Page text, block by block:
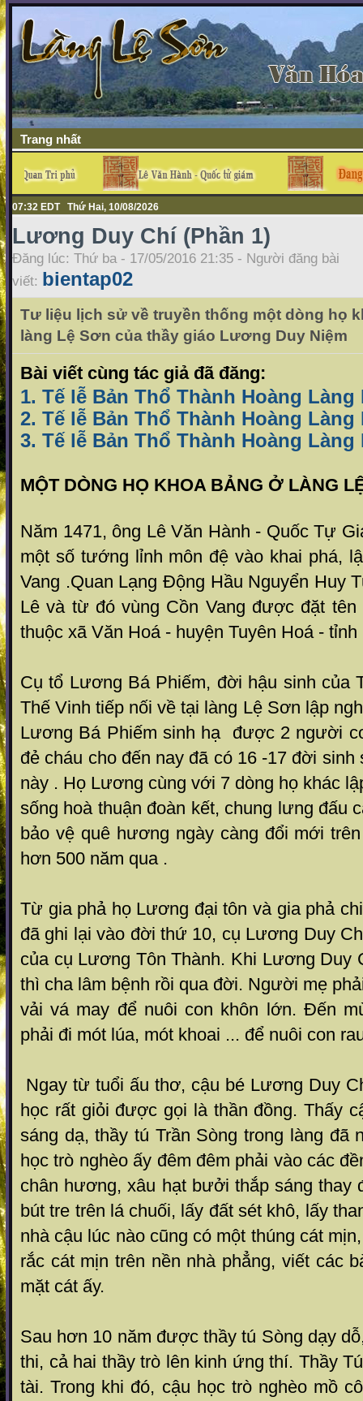
Trang nhất
07:32 EDT Thứ Hai, 10/08/2026
Lương Duy Chí (Phần 1)
Đăng lúc: Thứ ba - 17/05/2016 21:35 - Người đăng bài
viết: bientap02
Tư liệu lịch sử về truyền thống một dòng họ
làng Lệ Sơn của thầy giáo Lương Duy Niệm
Bài viết cùng tác giả đã đăng:
1. Tế lễ Bản Thổ Thành Hoàng Làng
2. Tế lễ Bản Thổ Thành Hoàng Làng
3. Tế lễ Bản Thổ Thành Hoàng Làng
MỘT DÒNG HỌ KHOA BẢNG Ở LÀNG
Năm 1471, ông Lê Văn Hành - Quốc Tự
một số tướng lỉnh môn đệ vào khai phá,
Vang .Quan Lạng Động Hầu Nguyển Huy
Lê và từ đó vùng Cồn Vang được đặt
thuộc xã Văn Hoá - huyện Tuyên Hoá -
Cụ tổ Lương Bá Phiếm, đời hậu sinh của
Thế Vinh tiếp nối về tại làng Lệ Sơn lập
Lương Bá Phiếm sinh hạ được 2 người
đẻ cháu cho đến nay đã có 16 -17 đời
này . Họ Lương cùng với 7 dòng họ khác
sống hoà thuận đoàn kết, chung lưng đấu
bảo vệ quê hương ngày càng đổi mới
hơn 500 năm qua .
Từ gia phả họ Lương đại tôn và gia phả
đã ghi lại vào đời thứ 10, cụ Lương Duy
của cụ Lương Tôn Thành. Khi Lương Duy
thì cha lâm bệnh rồi qua đời. Người mẹ
vải vá may để nuôi con khôn lớn. Đến
phải đi mót lúa, mót khoai ... để nuôi con
Ngay từ tuổi ấu thơ, cậu bé Lương Duy
học rất giỏi được gọi là thần đồng. Thấy
sáng dạ, thầy tú Trần Sòng trong làng đã
học trò nghèo ấy đêm đêm phải vào các
chân hương, xâu hạt bưởi thắp sáng thay
bút tre trên lá chuối, lấy đất sét khô, lấy
nhà cậu lúc nào cũng có một thúng cát
rắc cát mịn trên nền nhà phẳng, viết các
mặt cát ấy.
Sau hơn 10 năm được thầy tú Sòng dạy
thi, cả hai thầy trò lên kinh ứng thí. Thầy
tài. Trong khi đó, cậu học trò nghèo mồ